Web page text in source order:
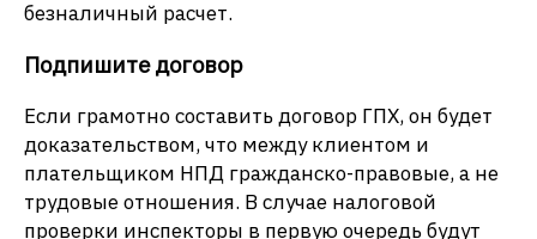
безналичный расчет.
Подпишите договор
Если грамотно составить договор ГПХ, он будет
доказательством, что между клиентом и
плательщиком НПД гражданско-правовые, а не
трудовые отношения. В случае налоговой
проверки инспекторы в первую очередь будут